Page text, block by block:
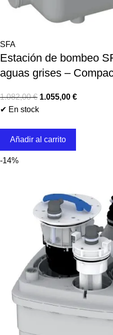
SFA
Estación de bombeo
aguas grises –
1.082,00€ 1.055,00 €
✔ En stock
Añadir al carrito
-14%